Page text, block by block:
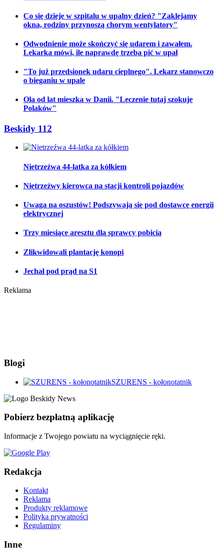
Co się dzieje w szpitalu w upalny dzień? "Zaklejamy
okna, rodziny przynoszą chorym wentylatory"
Odwodnienie może skończyć się udarem i zawałem.
Lekarka mówi, ile naprawdę trzeba pić w upał
"To już przedsionek udaru cieplnego". Lekarz stanowczo
o bieganiu w upale
Ola od lat mieszka w Danii. "Leczenie tutaj szokuje
Polaków"
Beskidy 112
Nietrzeźwa 44-latka za kółkiem
Nietrzeźwy kierowca na stacji kontroli pojazdów
Uwaga na oszustów! Podszywają się pod dostawcę energii
elektrycznej
Trzy miesiące aresztu dla sprawcy pobicia
Zlikwidowali plantację konopi
Jechał pod prąd na S1
Reklama
Blogi
SZURENS - kołonotatnik
Pobierz bezpłatną aplikację
Informacje z Twojego powiatu na wyciągnięcie ręki.
Redakcja
Kontakt
Reklama
Produkty reklamowe
Polityka prywatności
Regulaminy
Inne